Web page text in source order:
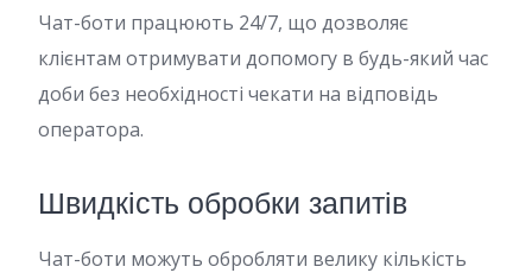
Чат-боти працюють 24/7, що дозволяє
клієнтам отримувати допомогу в будь-який час
доби без необхідності чекати на відповідь
оператора.
Швидкість обробки запитів
Чат-боти можуть обробляти велику кількість